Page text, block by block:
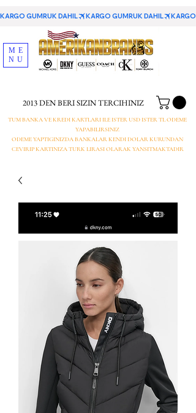
KARGO GUMRUK DAHIL
2013 DEN BERI SIZIN TERCIHINIZ
TUM BANKA VE KREDI KARTLARI ILE ISTER USD ISTER TL ODEME
YAPABILIRSINIZ
ODEME YAPTIGINIZDA BANKALAR KENDI DOLAR KURUNDAN
CEVIRIP KARTINIZA TURK LIRASI OLARAK YANSITMAKTADIR
ME
NU